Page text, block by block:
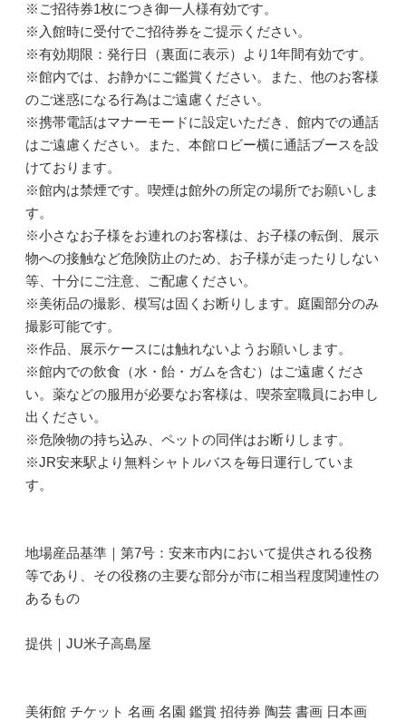
※ご招待券1枚につき御一人様有効です。
※入館時に受付でご招待券をご提示ください。
※有効期限：発行日（裏面に表示）より1年間有効です。
※館内では、お静かにご鑑賞ください。また、他のお客様
のご迷惑になる行為はご遠慮ください。
※携帯電話はマナーモードに設定いただき、館内での通話
はご遠慮ください。また、本館ロビー横に通話ブースを設
けております。
※館内は禁煙です。喫煙は館外の所定の場所でお願いしま
す。
※小さなお子様をお連れのお客様は、お子様の転倒、展示
物への接触など危険防止のため、お子様が走ったりしない
等、十分にご注意、ご配慮ください。
※美術品の撮影、模写は固くお断りします。庭園部分のみ
撮影可能です。
※作品、展示ケースには触れないようお願いします。
※館内での飲食（水・飴・ガムを含む）はご遠慮くださ
い。薬などの服用が必要なお客様は、喫茶室職員にお申し
出ください。
※危険物の持ち込み、ペットの同伴はお断りします。
※JR安来駅より無料シャトルバスを毎日運行していま
す。
地場産品基準｜第7号：安来市内において提供される役務
等であり、その役務の主要な部分が市に相当程度関連性の
あるもの
提供｜JU米子高島屋
美術館 チケット 名画 名園 鑑賞 招待券 陶芸 書画 日本画